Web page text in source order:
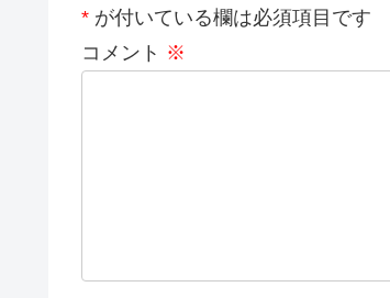
* が付いている欄は必須項目です
コメント ※